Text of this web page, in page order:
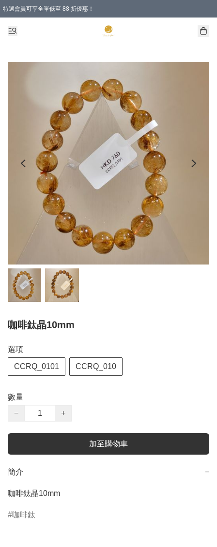
特選會員可享全單低至 88 折優惠！
咖啡鈦晶10mm
選項
CCRQ_0101 CCRQ_010
數量
−
+
加至購物車
簡介 −
咖啡鈦晶10mm
咖啡鈦